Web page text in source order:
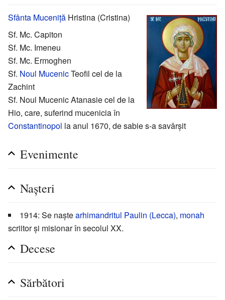
Sfânta Muceniță Hristina (Cristina)
Sf. Mc. Capiton
Sf. Mc. Imeneu
Sf. Mc. Ermoghen
Sf. Noul MucenicTeofil cel de la
Zachint
Sf. Noul Mucenic Atanasie cel de la
Hio, care, suferind mucenicia în
Constantinopol la anul 1670, de sabie s-a savârșit
Evenimente
Nașteri
1914: Se naștearhimandritul Paulin (Lecca), monah
scriitor și misionar în secolul XX.
Decese
Sărbători